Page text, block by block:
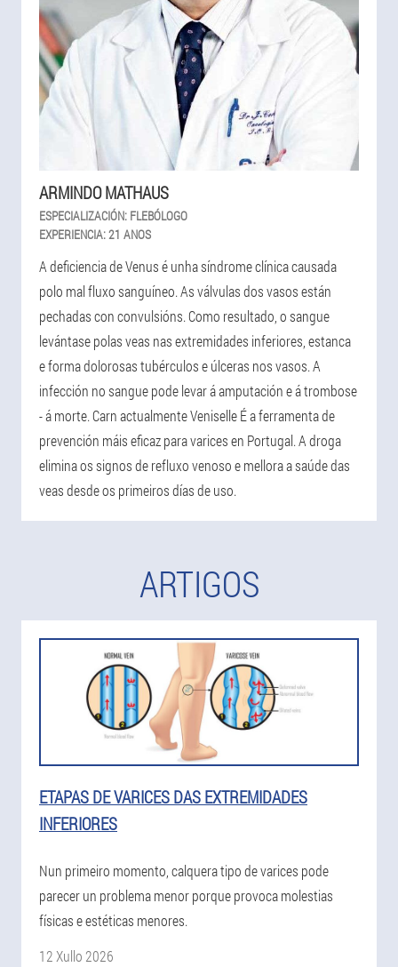
ARMINDO MATHAUS
ESPECIALIZACIÓN: FLEBÓLOGO
EXPERIENCIA:21 ANOS
A deficiencia de Venus é unha síndrome clínica causada
polo mal fluxo sanguíneo. As válvulas dos vasos están
pechadas con convulsións. Como resultado, o sangue
levántase polas veas nas extremidades inferiores, estanca
e forma dolorosas tubérculos e úlceras nos vasos. A
infección no sangue pode levar á amputación e á trombose
- á morte. Carn actualmente Veniselle É a ferramenta de
prevención máis eficaz para varices en Portugal. A droga
elimina os signos de refluxo venoso e mellora a saúde das
veas desde os primeiros días de uso.
ARTIGOS
ETAPAS DE VARICES DAS EXTREMIDADES
INFERIORES
Nun primeiro momento, calquera tipo de varices pode
parecer un problema menor porque provoca molestias
físicas e estéticas menores.
12 Xullo 2026